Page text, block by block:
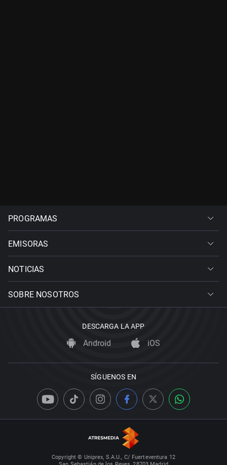
PROGRAMAS
EMISORAS
NOTICIAS
SOBRE NOSOTROS
DESCARGA LA APP
Android iOS
SÍGUENOS EN
Copyright © Uniprex, S.A.U., C/ Fuerteventura 12